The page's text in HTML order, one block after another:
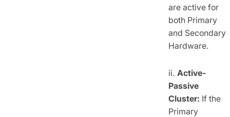
are active for
both Primary
and Secondary
Hardware.
Active-
Passive
Cluster: If the
Primary